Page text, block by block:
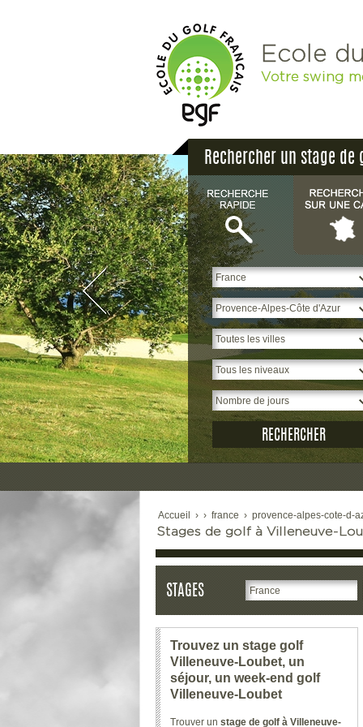
Ecole
Votre swing
Rechercher un stage de
Accueil › › france › provence-alpes-cote-d-
Stages de golf à Villeneuve-
STAGES
Trouvez un stage golf
Villeneuve-Loubet, un
séjour, un week-end golf
Villeneuve-Loubet
Trouver un stage de golf à Villeneuve-